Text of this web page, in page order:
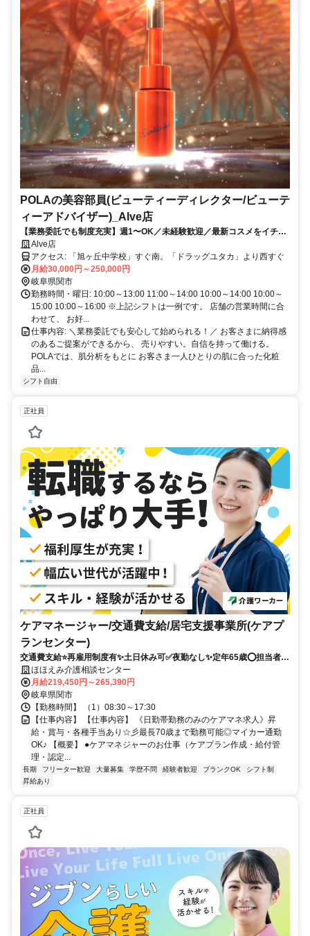
POLAの美容部員(ビューティーディレクター/ビューテ
ィーアドバイザー)_Alve店
【業務委託でも制度充実】週1〜OK／未経験歓迎／最新コスメをイチ早
くお試し♪お客様も自分もキレイに／Wワーク・副業
Alve店
アクセス: 「旭ヶ丘中学校」すぐ南。「ドラッグユタカ」より西すぐ
月給30,000円～250,000円
岐阜県関市
勤務時間・曜日: 10:00～13:00 11:00～14:00 10:00～14:00 10:00～
15:00 10:00～16:00 ※上記シフトは一例です。 店舗の営業時間に合
わせて、 お好...
仕事内容: ＼業務委託でも安心して始められる！／ お客さまに納得感
のあるご提案ができるから、 売りやすい。自信を持って働ける。
POLAでは、肌分析をもとに お客さま一人ひとりの肌に合った化粧
品...
シフト自由
正社員
ケアマネージャー/交通費支給/居宅支援事業所(ケアプ
ランセンター)
交通費支給⭐️再雇用制度有✨土日休み可✅️夜勤なし✨定年65歳⭕️担当者オ
ススメ✨研修支援有❗️経験者優遇⭐️車通勤ＯＫ
ほほえみ介護相談センター
月給219,450円～265,390円
岐阜県関市
【勤務時間】 （1）08:30～17:30
【仕事内容】 【仕事内容】 《日勤帯勤務のみのケアマネ求人》昇
給・賞与・各種手当あり☆彡最長70歳まで勤務可能◎マイカー通勤
OK♪ 【概要】 ●ケアマネジャーのお仕事（ケアプラン作成・給付管
理・認定...
長期 フリーター歓迎 大量募集 学歴不問 経験者歓迎 ブランクOK
シフト制
昇給あり
正社員